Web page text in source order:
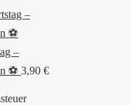
–
⚽ 3,90 €